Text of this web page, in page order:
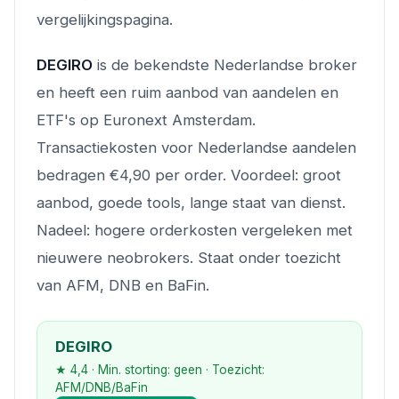
vergelijkingspagina.
DEGIRO is de bekendste Nederlandse broker
en heeft een ruim aanbod van aandelen en
ETF's op Euronext Amsterdam.
Transactiekosten voor Nederlandse aandelen
bedragen €4,90 per order. Voordeel: groot
aanbod, goede tools, lange staat van dienst.
Nadeel: hogere orderkosten vergeleken met
nieuwere neobrokers. Staat onder toezicht
van AFM, DNB en BaFin.
DEGIRO
★ 4,4 · Min. storting: geen · Toezicht:
AFM/DNB/BaFin